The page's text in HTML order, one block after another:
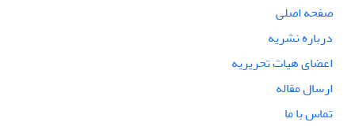
صفحه اصلی
درباره نشریه
اعضای هیات تحریریه
ارسال مقاله
تماس با ما